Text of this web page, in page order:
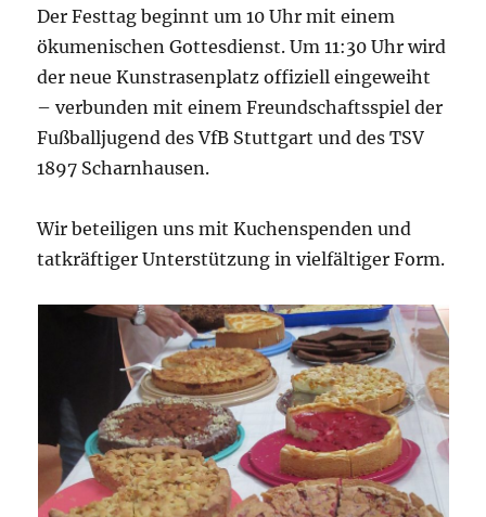
Der Festtag beginnt um 10 Uhr mit einem
ökumenischen Gottesdienst. Um 11:30 Uhr wird
der neue Kunstrasenplatz offiziell eingeweiht
– verbunden mit einem Freundschaftsspiel der
Fußballjugend des VfB Stuttgart und des TSV
1897 Scharnhausen.
Wir beteiligen uns mit Kuchenspenden und
tatkräftiger Unterstützung in vielfältiger Form.